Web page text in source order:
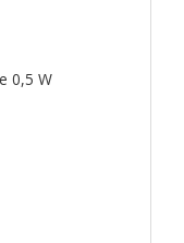
0,5 W